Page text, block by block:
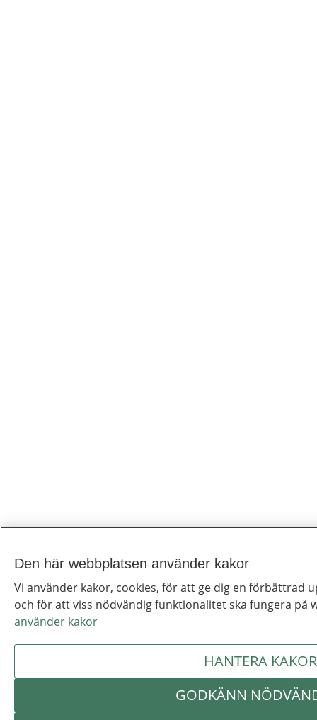
Den här webbplatsen använder kakor
Vi använder kakor, cookies, för att ge dig en förbättrad
och för att viss nödvändig funktionalitet ska fungera på
använder kakor
HANTERA KAKOR
GODKÄNN